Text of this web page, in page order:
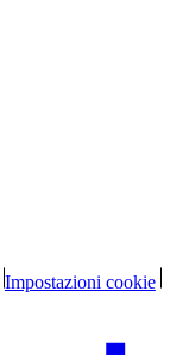
Impostazioni cookie